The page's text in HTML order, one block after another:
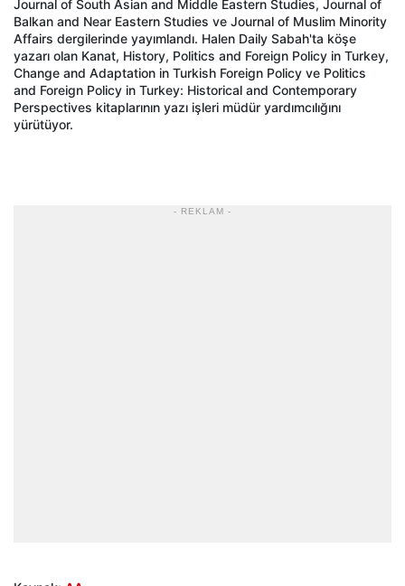
Journal of South Asian and Middle Eastern Studies, Journal of
Balkan and Near Eastern Studies ve Journal of Muslim Minority
Affairs dergilerinde yayımlandı. Halen Daily Sabah'ta köşe
yazarı olan Kanat, History, Politics and Foreign Policy in Turkey,
Change and Adaptation in Turkish Foreign Policy ve Politics
and Foreign Policy in Turkey: Historical and Contemporary
Perspectives kitaplarının yazı işleri müdür yardımcılığını
yürütüyor.
- REKLAM -